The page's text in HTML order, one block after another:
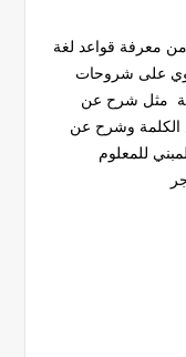
معرفة قواعد لغة
على شروحات
مثل شرح عن
وشرح عن
للمعلوم